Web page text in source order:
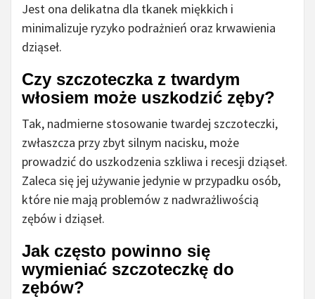
Jest ona delikatna dla tkanek miękkich i
minimalizuje ryzyko podrażnień oraz krwawienia
dziąseł.
Czy szczoteczka z twardym
włosiem może uszkodzić zęby?
Tak, nadmierne stosowanie twardej szczoteczki,
zwłaszcza przy zbyt silnym nacisku, może
prowadzić do uszkodzenia szkliwa i recesji dziąseł.
Zaleca się jej używanie jedynie w przypadku osób,
które nie mają problemów z nadwrażliwością
zębów i dziąseł.
Jak często powinno się
wymieniać szczoteczkę do
zębów?